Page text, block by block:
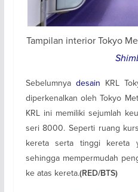
Tampilan interior Tokyo
Sebelumnya desain KRL
diperkenalkan oleh Tokyo
KRL ini memiliki sejumlah
seri 8000. Seperti ruang
kereta serta tinggi
sehingga mempermudah
ke atas kereta.(RED/BTS)